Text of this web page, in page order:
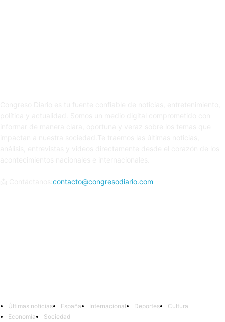
contacto@congresodiario.com
Últimas noticias España Internacional Deportes
Cultura
Economía
Sociedad